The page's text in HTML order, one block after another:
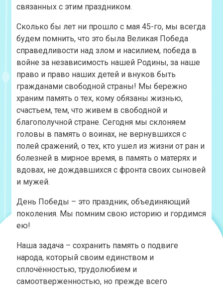
связанных с этим праздником.
Сколько бы лет ни прошло с мая 45-го, мы всегда
будем помнить, что это была Великая Победа
справедливости над злом и насилием, победа в
войне за независимость нашей Родины, за наше
право и право наших детей и внуков быть
гражданами свободной страны! Мы бережно
храним память о тех, кому обязаны жизнью,
счастьем, тем, что живем в свободной и
благополучной стране. Сегодня мы склоняем
головы в память о воинах, не вернувшихся с
полей сражений, о тех, кто ушел из жизни от ран и
болезней в мирное время, в память о матерях и
вдовах, не дождавшихся с фронта своих сыновей
и мужей.
День Победы – это праздник, объединяющий
поколения. Мы помним свою историю и гордимся
ею!
Наша задача – сохранить память о подвиге
народа, который своим единством и
сплочённостью, трудолюбием и
самоотверженностью, но прежде всего